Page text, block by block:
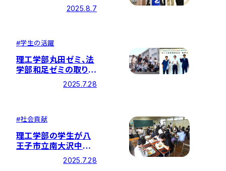
2025.8.7
#学生の活躍
理工学部丸田ゼミ、法
学部和足ゼミの取り組
みが、大学コンソーシ
アム八王子主催の企
2025.7.28
#社会貢献
理工学部の学生が八
王子市立南大沢中学
校にて米粉の「食べら
れるスプーン」を用い
2025.7.28